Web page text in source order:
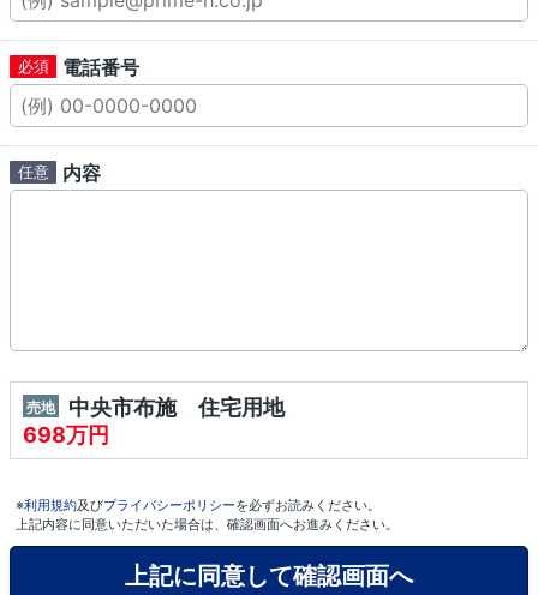
電話番号
内容
売地
中央市布施 住宅用地
698万円
※利用規約及びプライバシーポリシーを必ずお読みください。
上記内容に同意いただいた場合は、確認画面へお進みください。